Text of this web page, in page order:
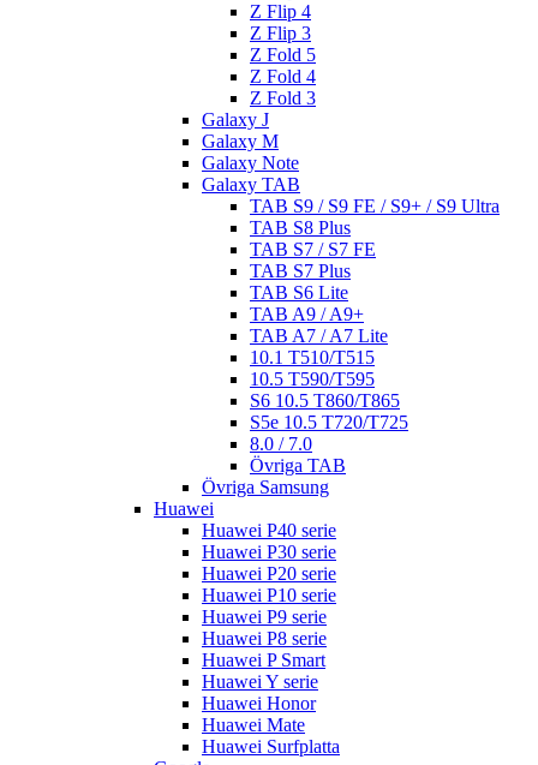
Z Flip 4
Z Flip 3
Z Fold 5
Z Fold 4
Z Fold 3
Galaxy J
Galaxy M
Galaxy Note
Galaxy TAB
TAB S9 / S9 FE / S9+ / S9 Ultra
TAB S8 Plus
TAB S7 / S7 FE
TAB S7 Plus
TAB S6 Lite
TAB A9 / A9+
TAB A7 / A7 Lite
10.1 T510/T515
10.5 T590/T595
S6 10.5 T860/T865
S5e 10.5 T720/T725
8.0 / 7.0
Övriga TAB
Övriga Samsung
Huawei
Huawei P40 serie
Huawei P30 serie
Huawei P20 serie
Huawei P10 serie
Huawei P9 serie
Huawei P8 serie
Huawei P Smart
Huawei Y serie
Huawei Honor
Huawei Mate
Huawei Surfplatta